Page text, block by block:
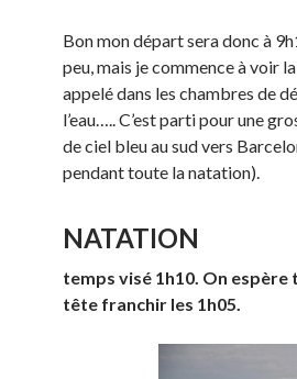
Bon mon départ sera donc à
peu, mais je commence à voir
appelé dans les chambres de
l’eau….. C’est parti pour une
de ciel bleu au sud vers
pendant toute la natation).
NATATION
temps visé 1h10. On espère
tête franchir les 1h05.